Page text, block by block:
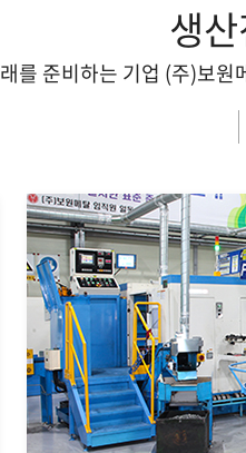
생
를 준비하는 기업 (주)보